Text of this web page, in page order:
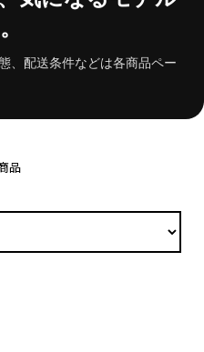
、配送条件などは各商品ペー
品